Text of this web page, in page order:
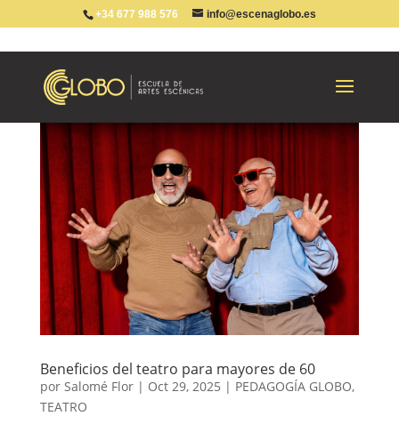
+34 677 988 576 info@escenaglobo.es
Beneficios del teatro para mayores de 60
por Salomé Flor| Oct 29, 2025 | PEDAGOGÍA GLOBO,
TEATRO